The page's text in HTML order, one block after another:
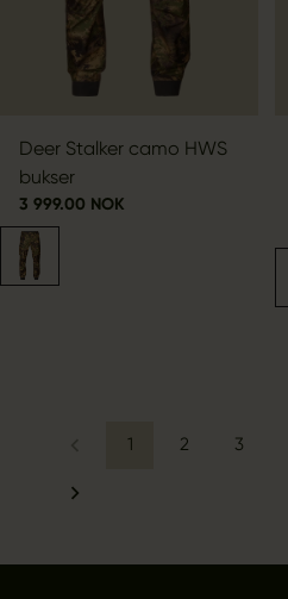
Deer Stalker camo HWS
bukser
3 999.00 NOK
1 2 3